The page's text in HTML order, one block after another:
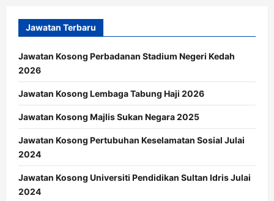
Jawatan Terbaru
Jawatan Kosong Perbadanan Stadium Negeri Kedah
2026
Jawatan Kosong Lembaga Tabung Haji 2026
Jawatan Kosong Majlis Sukan Negara 2025
Jawatan Kosong Pertubuhan Keselamatan Sosial Julai
2024
Jawatan Kosong Universiti Pendidikan Sultan Idris Julai
2024